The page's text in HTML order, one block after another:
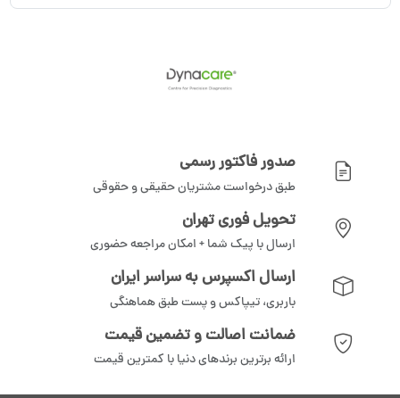
صدور فاکتور رسمی
طبق درخواست مشتریان حقیقی و حقوقی
تحویل فوری تهران
ارسال با پیک شما + امکان مراجعه حضوری
ارسال اکسپرس به سراسر ایران
باربری، تیپاکس و پست طبق هماهنگی
ضمانت اصالت و تضمین قیمت
ارائه برترین برندهای دنیا با کمترین قیمت